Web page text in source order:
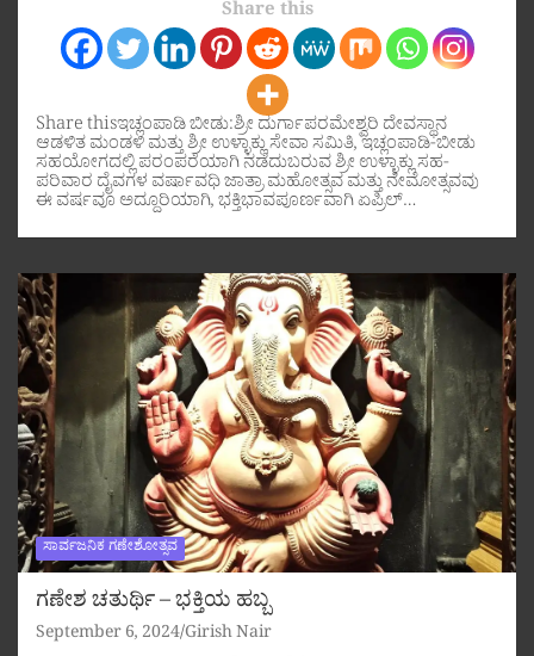
Share this
Share thisಇಚ್ಲಂಪಾಡಿ ಬೀಡು:ಶ್ರೀ ದುರ್ಗಾಪರಮೇಶ್ವರಿ ದೇವಸ್ಥಾನ
ಆಡಳಿತ ಮಂಡಳಿ ಮತ್ತು ಶ್ರೀ ಉಳ್ಳಾಕ್ಲು ಸೇವಾ ಸಮಿತಿ, ಇಚ್ಲಂಪಾಡಿ-ಬೀಡು
ಸಹಯೋಗದಲ್ಲಿ ಪರಂಪರೆಯಾಗಿ ನಡೆದುಬರುವ ಶ್ರೀ ಉಳ್ಳಾಕ್ಲು ಸಹ-
ಪರಿವಾರ ದೈವಗಳ ವರ್ಷಾವಧಿ ಜಾತ್ರಾ ಮಹೋತ್ಸವ ಮತ್ತು ನೇಮೋತ್ಸವವು
ಈ ವರ್ಷವೂ ಅದ್ದೂರಿಯಾಗಿ, ಭಕ್ತಿಭಾವಪೂರ್ಣವಾಗಿ ಏಪ್ರಿಲ್…
ಸಾರ್ವಜನಿಕ ಗಣೇಶೋತ್ಸವ
ಗಣೇಶ ಚತುರ್ಥಿ – ಭಕ್ತಿಯ ಹಬ್ಬ
September 6, 2024 Girish Nair